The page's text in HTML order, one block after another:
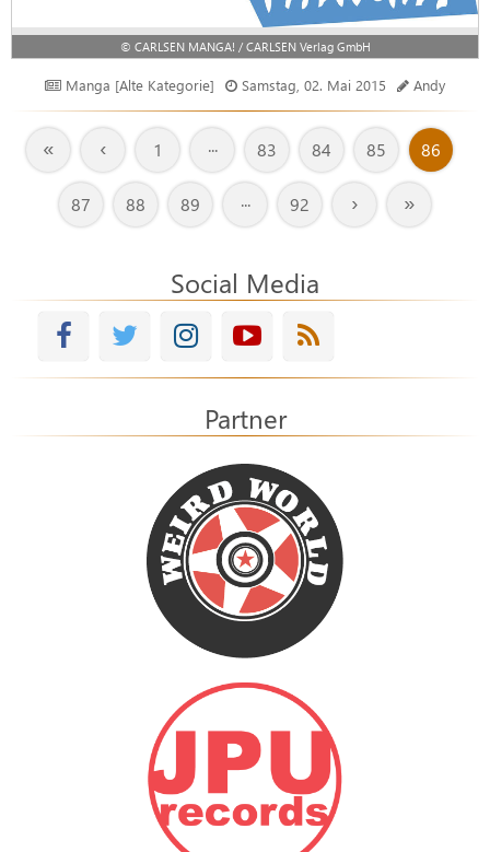
© CARLSEN MANGA! / CARLSEN Verlag GmbH
Manga [Alte Kategorie] Samstag, 02. Mai 2015 Andy
« ‹ 1 ··· 83 84 85 86
87 88 89 ··· 92 › »
Social Media
Partner